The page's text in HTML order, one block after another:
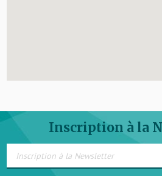
Inscription à la